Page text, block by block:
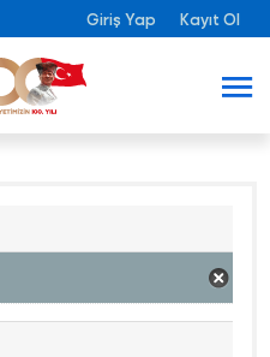
Giriş Yap Kayıt Ol